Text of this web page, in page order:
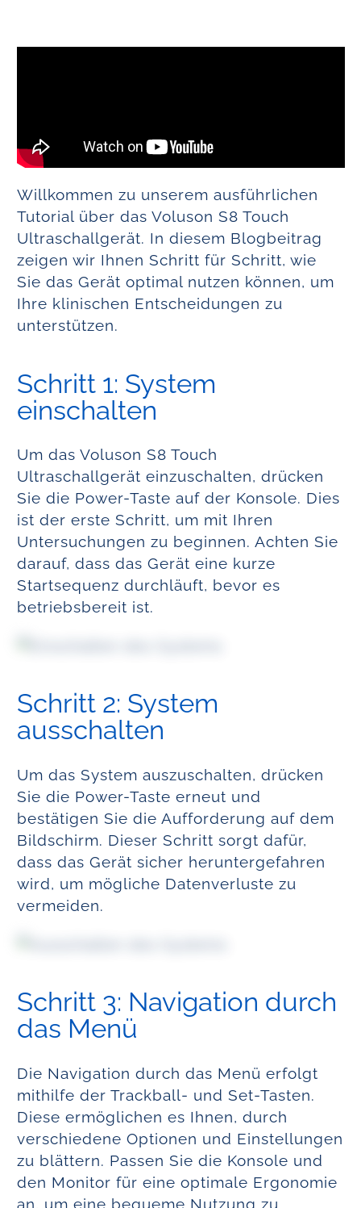
Willkommen zu unserem ausführlichen
Tutorial über das Voluson S8 Touch
Ultraschallgerät. In diesem Blogbeitrag
zeigen wir Ihnen Schritt für Schritt, wie
Sie das Gerät optimal nutzen können, um
Ihre klinischen Entscheidungen zu
unterstützen.
Schritt 1: System
einschalten
Um das Voluson S8 Touch
Ultraschallgerät einzuschalten, drücken
Sie die Power-Taste auf der Konsole. Dies
ist der erste Schritt, um mit Ihren
Untersuchungen zu beginnen. Achten Sie
darauf, dass das Gerät eine kurze
Startsequenz durchläuft, bevor es
betriebsbereit ist.
Schritt 2: System
ausschalten
Um das System auszuschalten, drücken
Sie die Power-Taste erneut und
bestätigen Sie die Aufforderung auf dem
Bildschirm. Dieser Schritt sorgt dafür,
dass das Gerät sicher heruntergefahren
wird, um mögliche Datenverluste zu
vermeiden.
Schritt 3: Navigation durch
das Menü
Die Navigation durch das Menü erfolgt
mithilfe der Trackball- und Set-Tasten.
Diese ermöglichen es Ihnen, durch
verschiedene Optionen und Einstellungen
zu blättern. Passen Sie die Konsole und
den Monitor für eine optimale Ergonomie
an, um eine bequeme Nutzung zu